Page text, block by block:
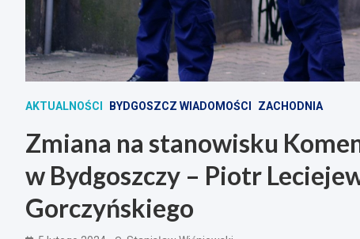
AKTUALNOŚCI BYDGOSZCZ WIADOMOŚCI ZACHODNIA
Zmiana na stanowisku
w Bydgoszczy – Piotr
Gorczyńskiego